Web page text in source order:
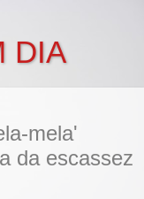
DIA
mela'
da escassez